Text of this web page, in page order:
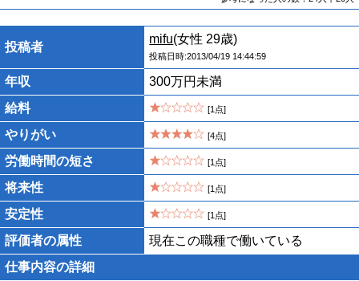
投稿者
mifu(女性 29歳)
投稿日時:2013/04/19 14:44:59
年収
300万円未満
給料
[1点]
やりがい [4点]
労働時間の短さ [1点]
将来性 [1点]
安定性 [1点]
評価者の属性
現在この職種で働いている
仕事内容の詳細